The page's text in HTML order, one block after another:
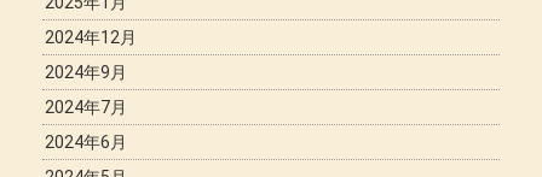
2024年12月
2024年9月
2024年7月
2024年6月